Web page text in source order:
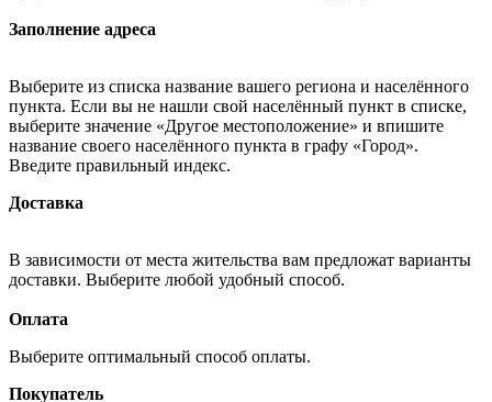
Заполнение адреса
Выберите из списка название вашего региона и населённого
пункта. Если вы не нашли свой населённый пункт в списке,
выберите значение «Другое местоположение» и впишите
название своего населённого пункта в графу «Город».
Введите правильный индекс.
Доставка
В зависимости от места жительства вам предложат варианты
доставки. Выберите любой удобный способ.
Оплата
Выберите оптимальный способ оплаты.
Покупатель